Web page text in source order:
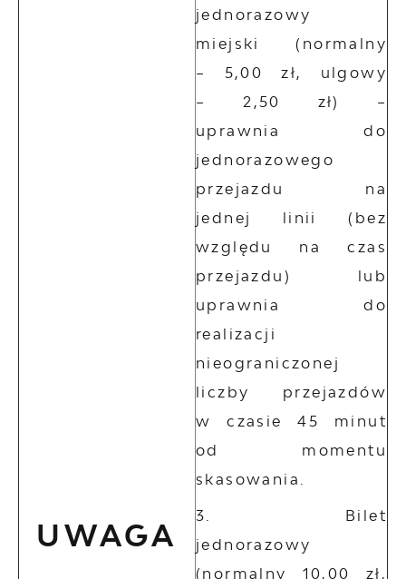
UWAGA
jednorazowy
miejski (normalny
– 5,00 zł, ulgowy
– 2,50 zł) –
uprawnia do
jednorazowego
przejazdu na
jednej linii (bez
względu na czas
przejazdu) lub
uprawnia do
realizacji
nieograniczonej
liczby przejazdów
w czasie 45 minut
od momentu
skasowania.
Bilet
jednorazowy
(normalny 10,00 zł,